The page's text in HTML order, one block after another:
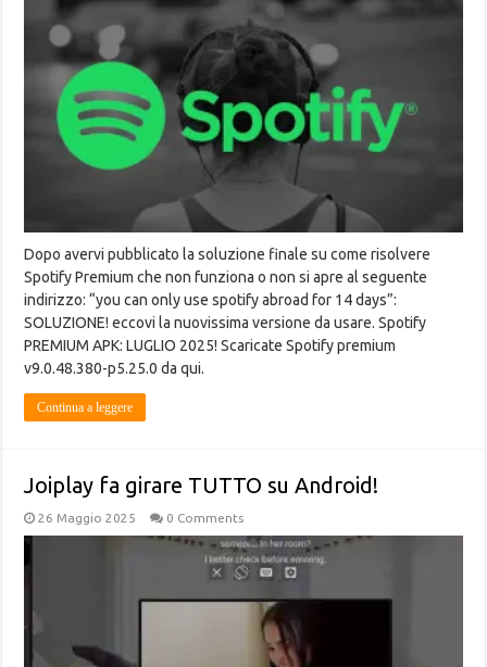
Dopo avervi pubblicato la soluzione finale su come risolvere
Spotify Premium che non funziona o non si apre al seguente
indirizzo: “you can only use spotify abroad for 14 days”:
SOLUZIONE! eccovi la nuovissima versione da usare. Spotify
PREMIUM APK: LUGLIO 2025! Scaricate Spotify premium
v9.0.48.380-p5.25.0 da qui.
Continua a leggere
Joiplay fa girare TUTTO su Android!
26 Maggio 2025 0 Comments